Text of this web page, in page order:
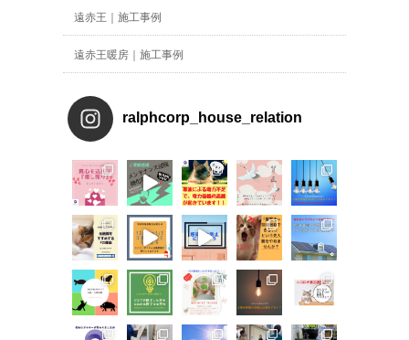
遠赤王｜施工事例
遠赤王暖房｜施工事例
ralphcorp_house_relation